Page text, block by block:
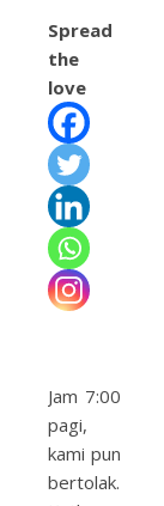
Spread
the
love
Jam 7:00
pagi,
kami pun
bertolak.